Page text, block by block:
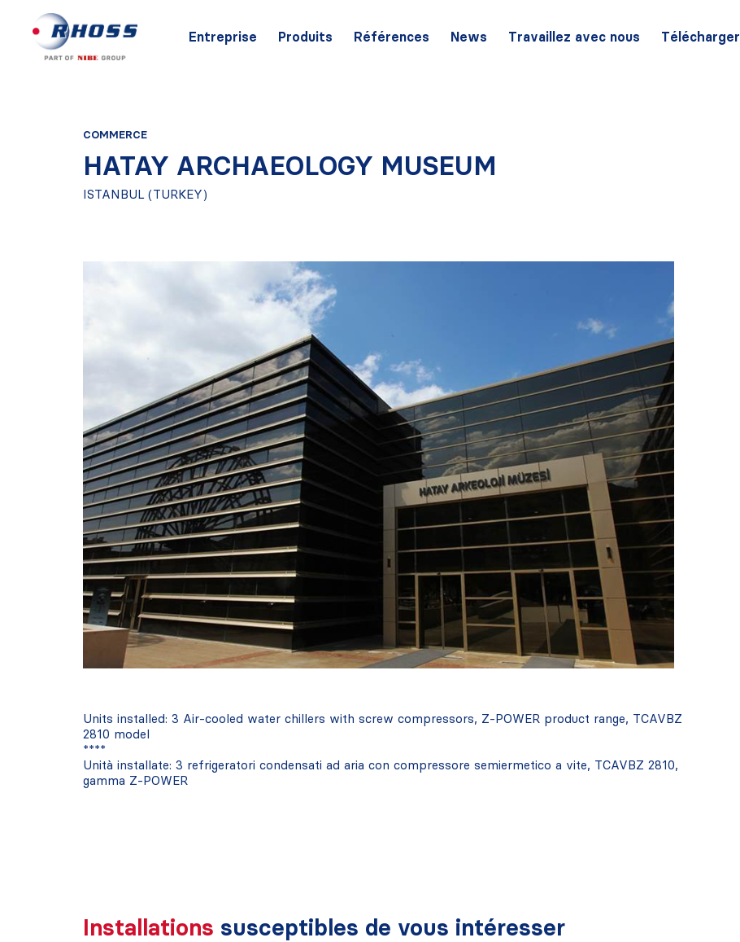
Entreprise Produits Références News Travaillez avec nous Télécharger
COMMERCE
HATAY ARCHAEOLOGY MUSEUM
ISTANBUL (TURKEY)
Units installed: 3 Air-cooled water chillers with screw compressors, Z-POWER product range, TCAVBZ
2810 model
****
Unità installate: 3 refrigeratori condensati ad aria con compressore semiermetico a vite, TCAVBZ 2810,
gamma Z-POWER
Installations susceptibles de vous intéresser